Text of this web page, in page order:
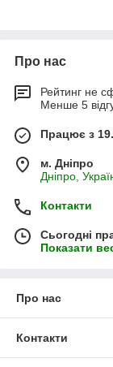
главное
наявності
про
час.
у нас в розділі
Bosch, Stanley та
Про нас
Рейтинг не
Менше 5
Працює з
м. Дніпро
Дніпро,
Контакти
Сьогодні
Показати
Про нас
Контакти